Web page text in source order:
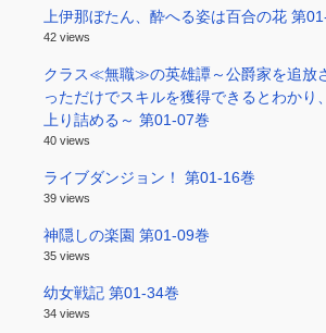
上伊那ぼたん、酔へる姿は百合の花 第
42 views
クラス≪無職≫の英雄譚～公爵家を追放
っただけでスキルを獲得できるとわかり
上り詰める～ 第01-07巻
40 views
ライブダンジョン！ 第01-16巻
39 views
神隠しの楽園 第01-09巻
35 views
幼女戦記 第01-34巻
34 views